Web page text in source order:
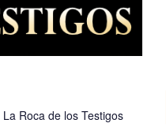
La Roca de los Testigos